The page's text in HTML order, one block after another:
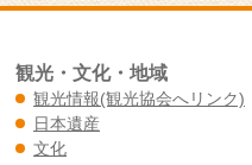
観光・文化・地域
観光情報(観光協会へリンク)
日本遺産
文化